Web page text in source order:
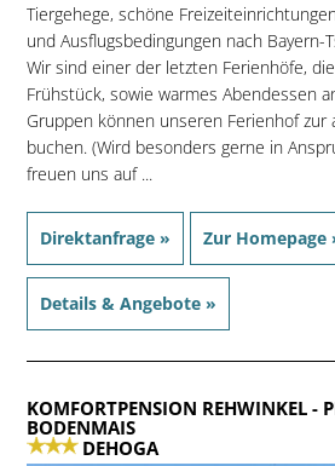
Tiergehege, schöne
und Ausflugsbedingungen nach Bayern-
Wir sind einer der letzten Ferienhöfe,
Frühstück, sowie warmes Abendessen
Gruppen können unseren Ferienhof zur
buchen. (Wird besonders gerne in
freuen uns auf ...
Direktanfrage » Zur Homepage
Details & Angebote »
KOMFORTPENSION REHWINKEL-
BODENMAIS
DEHOGA